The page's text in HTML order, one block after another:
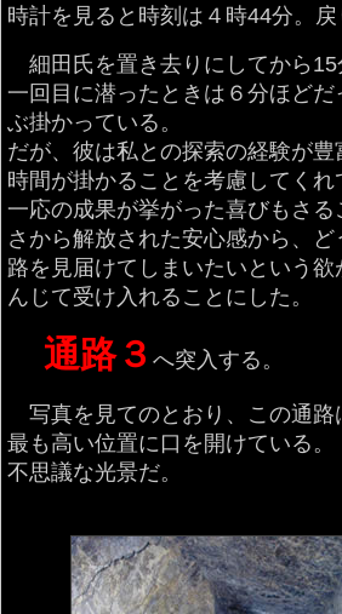
時計を見ると時刻は４時44分。
細田氏を置き去りにしてから
一回目に潜ったときは６分ほど
ぶ掛かっている。
だが、彼は私との探索の経験が
時間が掛かることを考慮してくれ
一応の成果が挙がった喜びもさ
さから解放された安心感から、
路を見届けてしまいたいという
んじて受け入れることにした。
通路３ へ突入する。
写真を見てのとおり、この通路
最も高い位置に口を開けている。
不思議な光景だ。